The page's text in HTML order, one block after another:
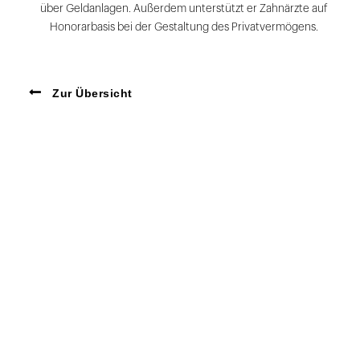
über Geldanlagen. Außerdem unterstützt er Zahnärzte auf
Honorarbasis bei der Gestaltung des Privatvermögens.
Zur Übersicht